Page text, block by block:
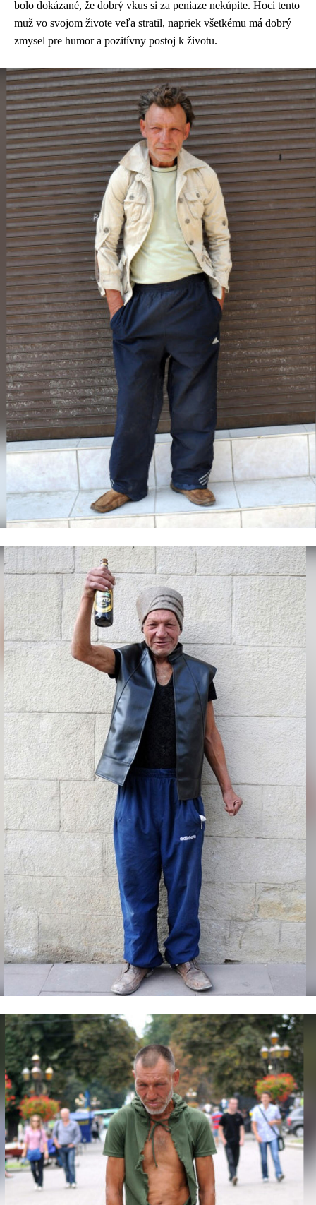
bolo dokázané, že dobrý vkus si za peniaze nekúpite. Hoci tento
muž vo svojom živote veľa stratil, napriek všetkému má dobrý
zmysel pre humor a pozitívny postoj k životu.